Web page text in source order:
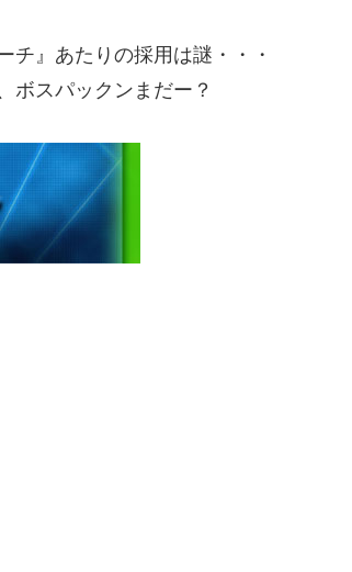
チ』あたりの採用は謎・・・
ボスパックンまだー？